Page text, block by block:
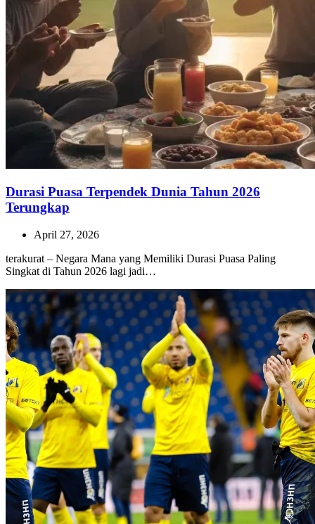
Durasi Puasa Terpendek Dunia Tahun 2026
Terungkap
April 27, 2026
terakurat – Negara Mana yang Memiliki Durasi Puasa Paling
Singkat di Tahun 2026 lagi jadi…